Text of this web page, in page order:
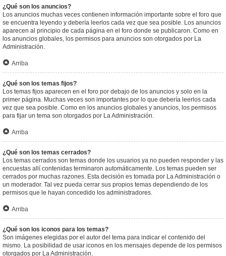
¿Qué son los anuncios?
Los anuncios muchas veces contienen información importante sobre el foro que
se encuentra leyendo y debería leerlos cada vez que sea posible. Los anuncios
aparecen al principio de cada página en el foro donde se publicaron. Como en
los anuncios globales, los permisos para anuncios son otorgados por La
Administración.
Arriba
¿Qué son los temas fijos?
Los temas fijos aparecen en el foro por debajo de los anuncios y solo en la
primer página. Muchas veces son importantes por lo que debería leerlos cada
vez que sea posible. Como en los anuncios globales y anuncios, los permisos
para fijar un tema son otorgados por La Administración.
Arriba
¿Qué son los temas cerrados?
Los temas cerrados son temas donde los usuarios ya no pueden responder y las
encuestas allí contenidas terminaron automáticamente. Los temas pueden ser
cerrados por muchas razones. Esta decisión es tomada por La Administración o
un moderador. Tal vez pueda cerrar sus propios temas dependiendo de los
permisos que le hayan concedido los administradores.
Arriba
¿Qué son los iconos para los temas?
Son imágenes elegidas por el autor del tema para indicar el contenido del
mismo. La posibilidad de usar iconos en los mensajes depende de los permisos
otorgados por La Administración.